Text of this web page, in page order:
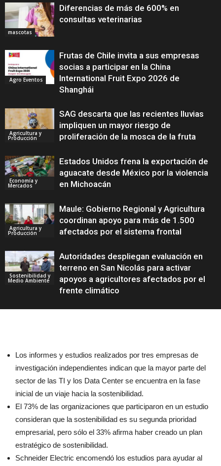
mascotas
Diferencias de más de 600% en
consultas veterinarias
Agro Eventos
Frutas de Chile invita a sus empresas
socias a participar en la China
International Fruit Expo 2026 de
Shanghái
Agricultura y
Producción
SAG descarta que las recientes lluvias
impliquen un mayor riesgo de
proliferación de la mosca de la fruta
Economía y
Mercados
Estados Unidos frena la exportación de
aguacate desde México por la violencia
en Michoacán
Agricultura y
Producción
Maule: Gobierno Regional y Agricultura
coordinan apoyo para más de 1.500
afectados por el sistema frontal
Sostenibilidad y
Medio Ambiente
Autoridades despliegan evaluación en
terreno en San Nicolás para activar
apoyos a agricultores afectados por el
frente climático
Los informes y estudios realizados por tres empresas de
investigación independientes indican que la mayor parte del
sector de las TI y los Data Center se encuentra en la fase
inicial de un viaje hacia la sostenibilidad.
El 73% de las organizaciones que participaron en un estudio
consideran que la sostenibilidad es su segunda prioridad
empresarial, pero sólo el 33% afirma haber creado un plan
estratégico de sostenibilidad.
Schneider Electric encomendó los estudios para ayudar al